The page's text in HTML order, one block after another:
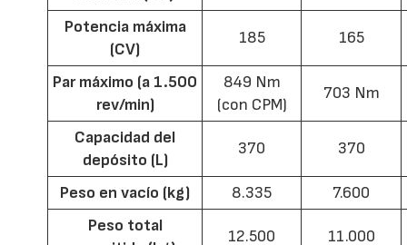
Potencia máxima
(CV)
185 165
Par máximo (a 1.500
rev/min)
849 Nm
(con CPM)
703 Nm
Capacidad del
depósito (L)
370 370
Peso en vacío (kg) 8.335
7.600
Peso total
12.500 11.000